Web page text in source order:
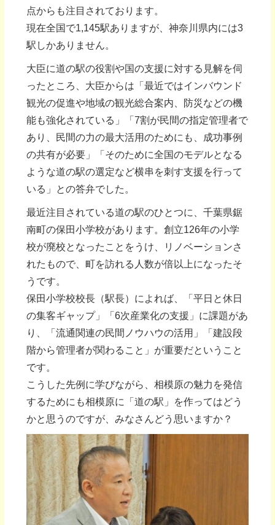
点からも注目されております。
現在全国で1,145駅ありますが、神奈川県内には3
駅しかありません。
大臣に道の駅の役割や国の支援に対する見解を伺
ったところ、大臣からは「最近ではインバウンド
観光の促進や地域の観光総合案内、防災などの機
能も強化されている」「7割が民間の指定管理者で
あり、民間の力の最大活用のためにも、成功事例
の共有が必要」「そのために全国のモデルとなる
ような道の駅の選定など横串を刺す支援を行って
いる」との答弁でした。
最近注目されている道の駅のひとつに、千葉県鋸
南町の保田小学校があります。創立126年の小学
校が廃校となったことをうけ、リノベーションさ
れたもので、町を訪れる人数が倍以上になったそ
うです。
保田小学校校長（駅長）によれば、「平日と休日
の集客ギャップ」「6次産業化の支援」に課題があ
り、「流通関連の民間ノウハウの活用」「建設段
階から管理者が関わること」が重要だということ
です。
こうした先例に学びながら、相模原の魅力を発信
するためにも相模原に「道の駅」を作ってはどう
かと思うのですが、みなさんどう思いますか？